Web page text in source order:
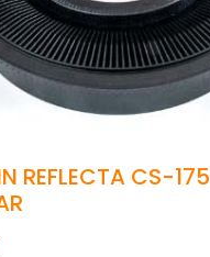
REFLECTA CS-175